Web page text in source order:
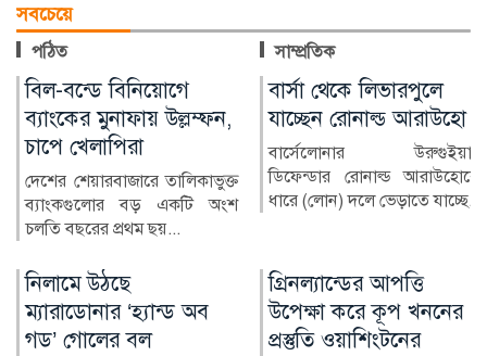
সবচেয়ে
পঠিত সাম্প্রতিক
বার্সা থেকে লিভারপুলে
যাচ্ছেন রোনাল্ড আরাউহো
বার্সেলোনার উরুগুইয়ান
ডিফেন্ডার রোনাল্ড আরাউহোকে
ধারে (লোন) দলে ভেড়াতে যাচ্ছে...
চিকিৎসক নিরাপদ
থাকলেই বদলাবে
স্বাস্থ্যসেবার চিত্র
বাংলাদেশের স্বাস্থ্য খাতে গত
কয়েক দশকে উল্লেখযোগ্য
গ্রিনল্যান্ডের আপত্তি
উপেক্ষা করে কূপ খননের
প্রস্তুতি ওয়াশিংটনের
রাশিয়া-ইউক্রেন
পাল্টাপাল্টি হামলায়
নিহত ৩, আহত ১০